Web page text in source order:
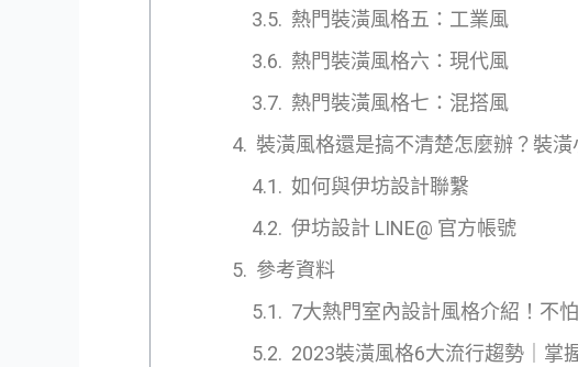
熱門裝潢風格五：工業風
熱門裝潢風格六：現代風
熱門裝潢風格七：混搭風
裝潢風格還是搞不清楚怎麼辦？裝
如何與伊坊設計聯繫
伊坊設計 LINE@ 官方帳號
參考資料
7大熱門室內設計風格介紹！不
2023裝潢風格6大流行趨勢｜掌